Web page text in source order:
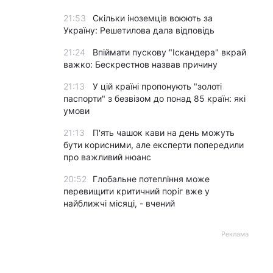
21:53
Скільки іноземців воюють за
Україну: Решетилова дала відповідь
21:24
Впіймати пускову "Іскандера" вкрай
важко: Бескрестнов назвав причину
21:13
У цій країні пропонують "золоті
паспорти" з безвізом до понад 85 країн: які
умови
21:13
П'ять чашок кави на день можуть
бути корисними, але експерти попередили
про важливий нюанс
20:52
Глобальне потепління може
перевищити критичний поріг вже у
найближчі місяці, - вчений
Реклама